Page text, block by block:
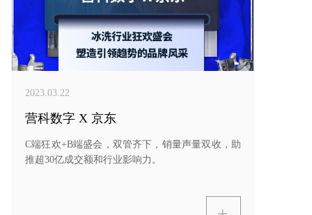
2023.03.22
营科数字 X 京东
C端狂欢+B端盛会，双管齐下，销量声量双收，助
推超30亿成交额和行业影响力。